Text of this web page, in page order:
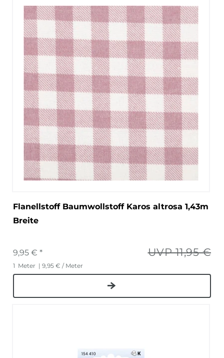
Flanellstoff Baumwollstoff Karos altrosa 1,43m
Breite
UVP 11,95 €
9,95 € *
1 Meter | 9,95 € / Meter